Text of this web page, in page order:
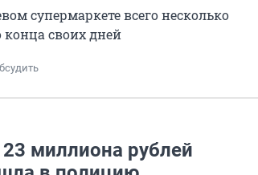
супермаркете всего несколько
конца своих дней
миллиона рублей